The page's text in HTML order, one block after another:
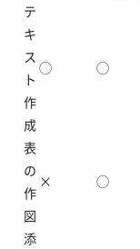
テ
キ
ス
ト
作
成
◯ ◯
表
の
作
図
× ◯
添